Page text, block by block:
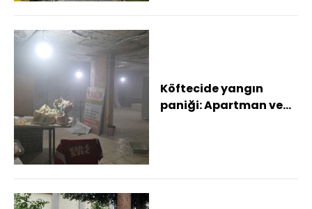
Köftecide yangın
paniği: Apartman ve